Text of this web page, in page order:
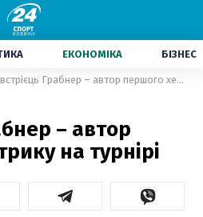
ЕКОНОМІКА БІЗНЕС
Австрієць Грабнер – автор першого хет-трику на турнірі
– автор
на турнірі